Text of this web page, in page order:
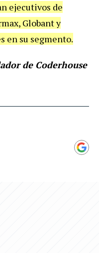
ejecutivos de
Globant y
en su segmento.
de Coderhouse